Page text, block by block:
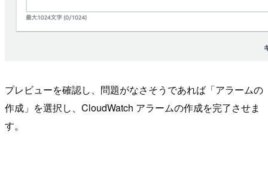
プレビューを確認し、問題がなさそうであれば「アラームの
作成」を選択し、CloudWatch アラームの作成を完了させま
す。